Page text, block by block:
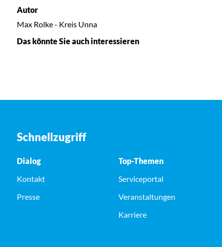
Autor
Max Rolke - Kreis Unna
Das könnte Sie auch interessieren
Schnellzugriff
Dialog
Kontakt
Presse
Top-Themen
Serviceportal
Veranstaltungen
Karriere